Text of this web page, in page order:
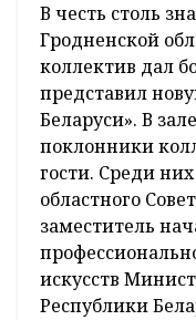
В честь столь
Гродненской
коллектив дал
представил
Беларуси». В
поклонники
гости. Среди
областного
заместитель
искусств
Республики